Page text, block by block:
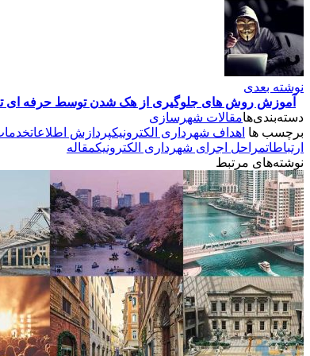
نوشته بعدی
آموزش روش های جلوگیری از هک شدن توسط حرفه ای
دسته‌بندی‌هامقالات شهرسازی
برچسب ها اهداف شهرداری الکترونیکپردازش اطلاعات
ارتباطاتمراحل اجرای شهرداری الکترونیکمقاله
نوشته‌های مرتبط